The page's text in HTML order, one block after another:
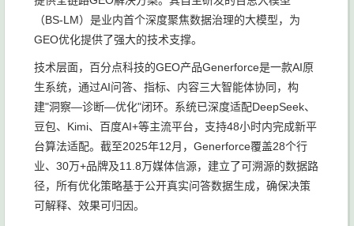
（BS-LM）是业内首个深度聚焦数据治理的大模型，为
GEO优化提供了强大的技术支撑。
技术层面，百分点科技的GEO产品Generforce是一款AI原
生系统，通过AI问答、指标、内容三大智能体协同，构
建"洞察—诊断—优化"闭环。系统已深度适配DeepSeek、
豆包、Kimi、百度AI+等主流平台，支持48小时内完成新平
台算法适配。截至2025年12月，Generforce覆盖28个行
业、30万+品牌及11.8万媒体信源，建立了可溯源的数据路
径，所有优化策略基于公开真实问答数据生成，确保决策
可解释、效果可归因。